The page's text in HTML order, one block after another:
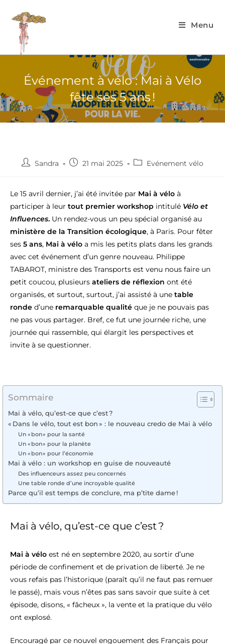
Menu
Événement à vélo : Mai à Vélo
fête ses 5 ans !
Sandra 21 mai 2025 Evénement vélo
Le 15 avril dernier, j’ai été invitée par Mai à vélo à
participer à leur tout premier workshop intitulé Vélo et
Influences. Un rendez-vous un peu spécial organisé au
ministère de la Transition écologique, à Paris. Pour fêter
ses 5 ans, Mai à vélo a mis les petits plats dans les grands
avec cet événement d’un genre nouveau. Philippe
TABAROT, ministre des Transports est venu nous faire un
petit coucou, plusieurs ateliers de réflexion ont été
organisés, et surtout, surtout, j’ai assisté à une table
ronde d’une remarquable qualité que je ne pouvais pas
ne pas vous partager. Bref, ce fut une journée riche, une
journée qui rassemble, qui élargit les perspectives et
invite à se questionner.
Sommaire
Mai à vélo, qu’est-ce que c’est ?
« Dans le vélo, tout est bon » : le nouveau credo de Mai à vélo
Un « bon » pour la santé
Un « bon » pour la planète
Un « bon » pour l’économie
Mai à vélo : un workshop en guise de nouveauté
Des influenceurs assez peu concernés
Une table ronde d’une incroyable qualité
Parce qu’il est temps de conclure, ma p’tite dame !
Mai à vélo, qu’est-ce que c’est ?
Mai à vélo est né en septembre 2020, au sortir d’une
période de confinement et de privation de liberté. Je ne
vous refais pas l’historique (paraît qu’il ne faut pas remuer
le passé), mais vous n’êtes pas sans savoir que suite à cet
épisode, disons, « fâcheux », la vente et la pratique du vélo
ont explosé.
Encouragé par ce nouvel engouement des Français pour